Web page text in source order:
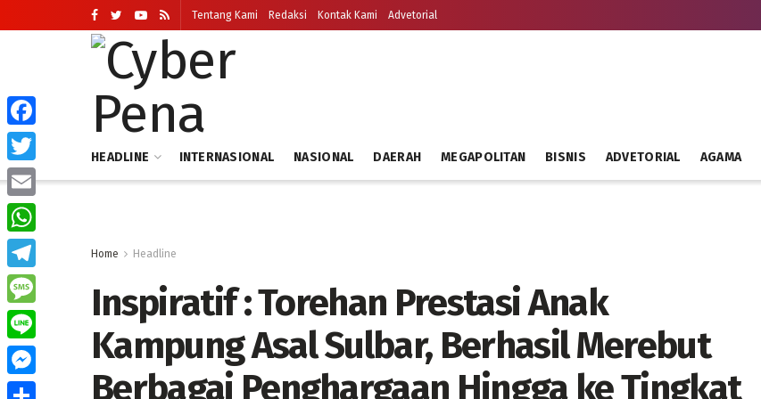
Tentang Kami Redaksi Kontak Kami Advetorial
HEADLINE INTERNASIONAL NASIONAL DAERAH MEGAPOLITAN BISNIS ADVETORIAL AGAMA
Home Headline
Inspiratif : Torehan Prestasi Anak
Kampung Asal Sulbar, Berhasil Merebut
Berbagai Penghargaan Hingga ke Tingkat
Facebook
Twitter
Email
WhatsApp
Telegram
Message
Line
Messenger